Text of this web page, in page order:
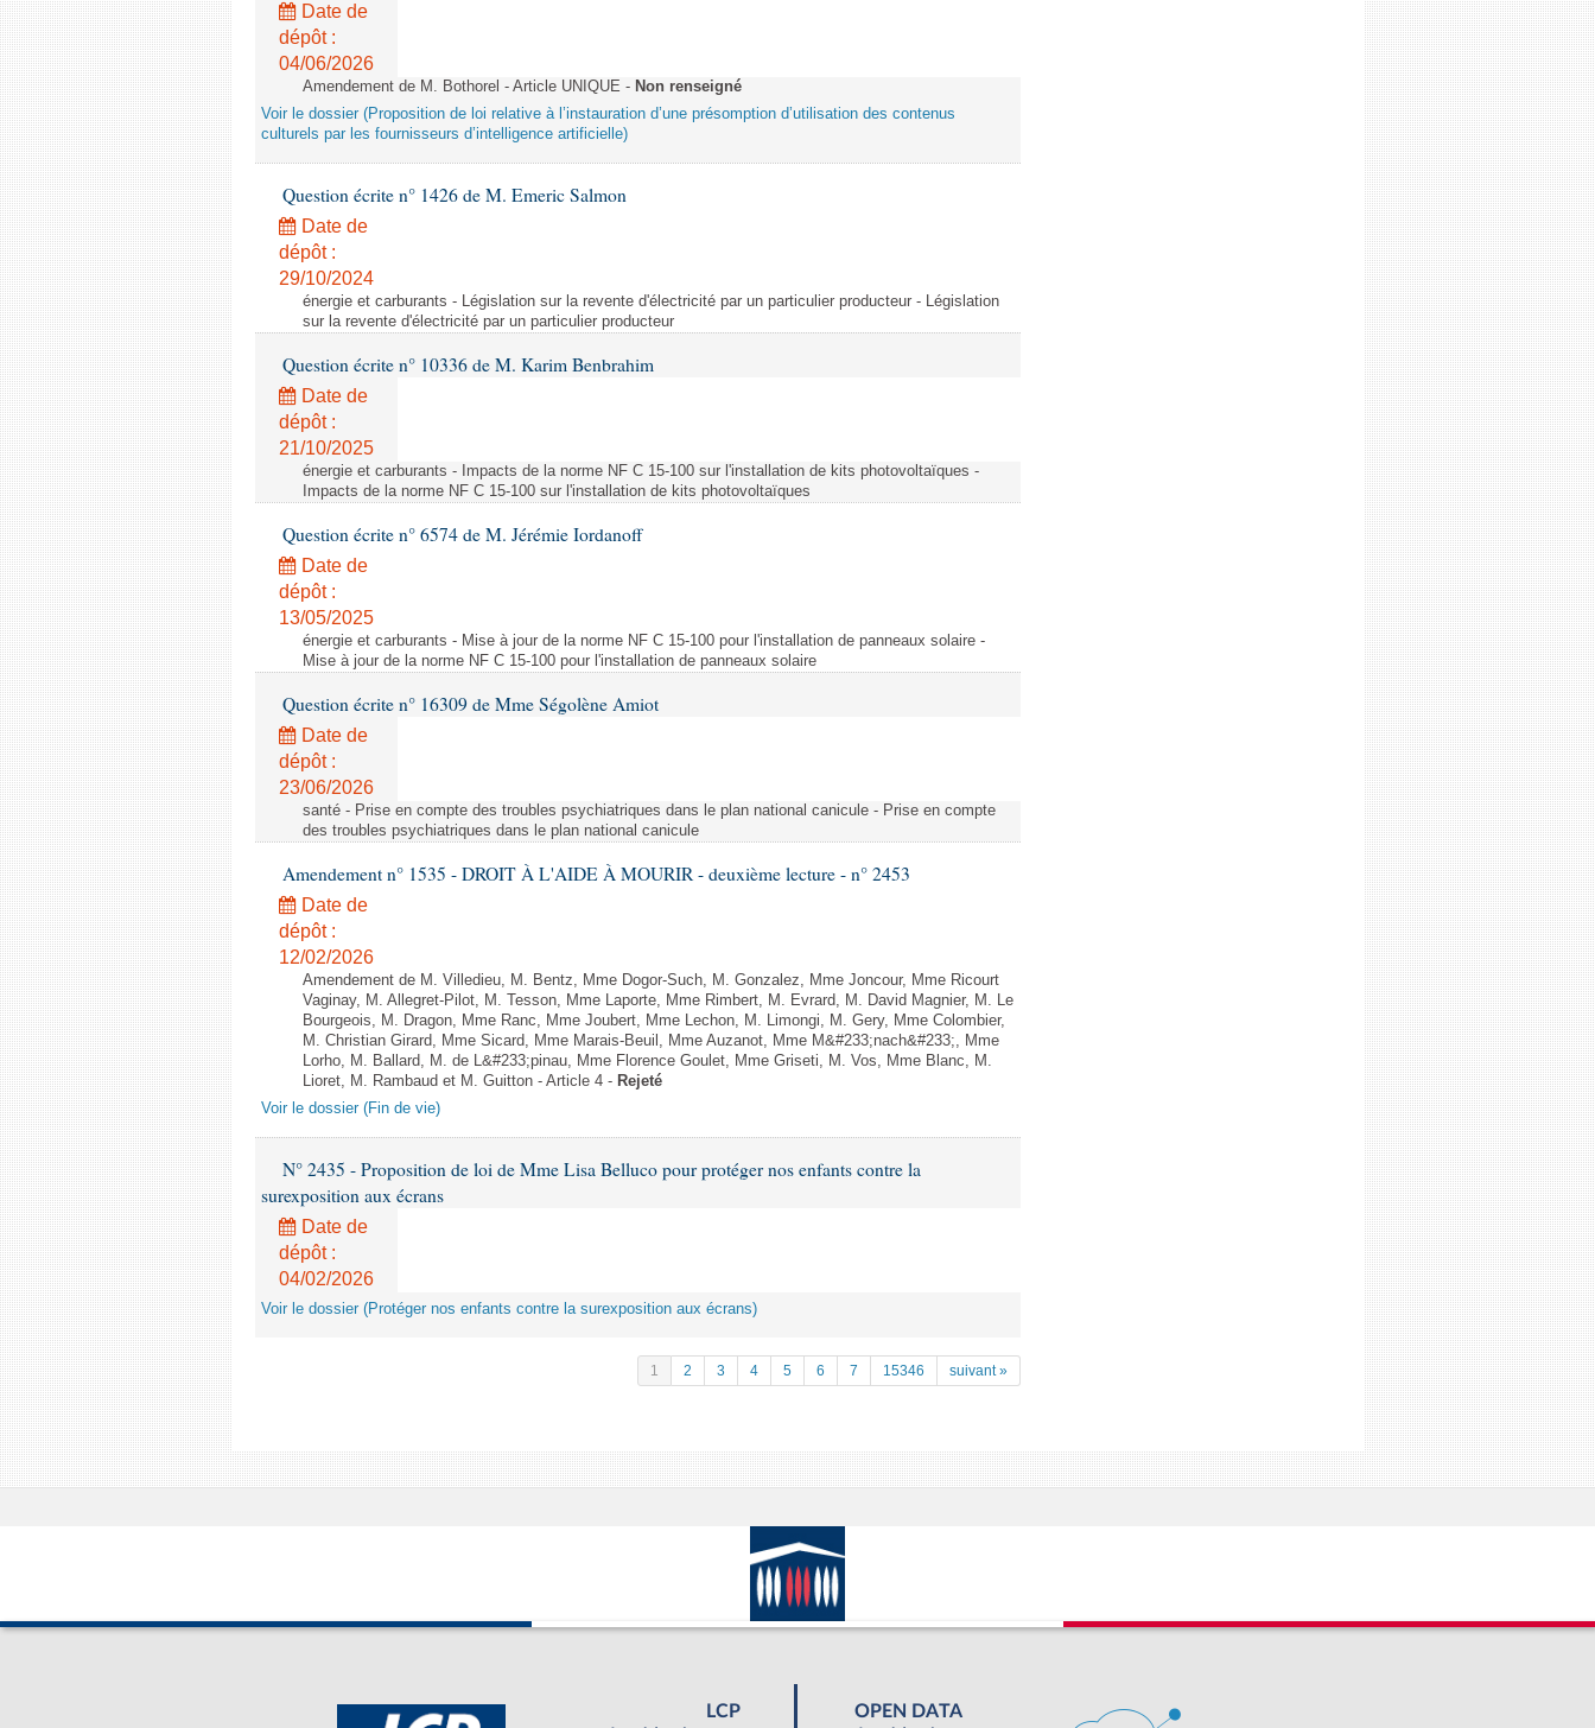
Date de
dépôt :
04/06/2026
Amendement de M. Bothorel - Article UNIQUE - Non renseigné
Voir le dossier (Proposition de loi relative à l’instauration d’une présomption d’utilisation des contenus
culturels par les fournisseurs d’intelligence artificielle)
Question écrite n° 1426 de M. Emeric Salmon
Date de
dépôt :
29/10/2024
énergie et carburants - Législation sur la revente d'électricité par un particulier producteur - Législation
sur la revente d'électricité par un particulier producteur
Question écrite n° 10336 de M. Karim Benbrahim
Date de
dépôt :
21/10/2025
énergie et carburants - Impacts de la norme NF C 15-100 sur l'installation de kits photovoltaïques -
Impacts de la norme NF C 15-100 sur l'installation de kits photovoltaïques
Question écrite n° 6574 de M. Jérémie Iordanoff
Date de
dépôt :
13/05/2025
énergie et carburants - Mise à jour de la norme NF C 15-100 pour l'installation de panneaux solaire -
Mise à jour de la norme NF C 15-100 pour l'installation de panneaux solaire
Question écrite n° 16309 de Mme Ségolène Amiot
Date de
dépôt :
23/06/2026
santé - Prise en compte des troubles psychiatriques dans le plan national canicule - Prise en compte
des troubles psychiatriques dans le plan national canicule
Amendement n° 1535 - DROIT À L'AIDE À MOURIR - deuxième lecture - n° 2453
Date de
dépôt :
12/02/2026
Amendement de M. Villedieu, M. Bentz, Mme Dogor-Such, M. Gonzalez, Mme Joncour, Mme Ricourt
Vaginay, M. Allegret-Pilot, M. Tesson, Mme Laporte, Mme Rimbert, M. Evrard, M. David Magnier, M. Le
Bourgeois, M. Dragon, Mme Ranc, Mme Joubert, Mme Lechon, M. Limongi, M. Gery, Mme Colombier,
M. Christian Girard, Mme Sicard, Mme Marais-Beuil, Mme Auzanot, Mme M&#233;nach&#233;, Mme
Lorho, M. Ballard, M. de L&#233;pinau, Mme Florence Goulet, Mme Griseti, M. Vos, Mme Blanc, M.
Lioret, M. Rambaud et M. Guitton - Article 4 - Rejeté
Voir le dossier (Fin de vie)
N° 2435 - Proposition de loi de Mme Lisa Belluco pour protéger nos enfants contre la
surexposition aux écrans
Date de
dépôt :
04/02/2026
Voir le dossier (Protéger nos enfants contre la surexposition aux écrans)
1 2 3 4 5 6 7 15346 suivant »
LCP
OPEN DATA